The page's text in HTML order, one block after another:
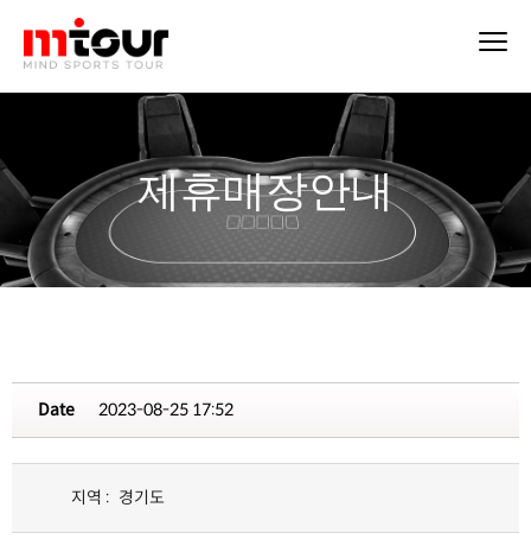
제휴매장안내
Date 2023-08-25 17:52
지역 : 경기도